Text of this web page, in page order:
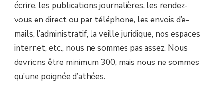
écrire, les publications journalières, les rendez-
vous en direct ou par téléphone, les envois d’e-
mails, l’administratif, la veille juridique, nos espaces
internet, etc., nous ne sommes pas assez. Nous
devrions être minimum 300, mais nous ne sommes
qu’une poignée d’athées.